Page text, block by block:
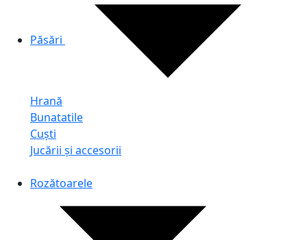
Păsări
Hrană
Bunatatile
Cuști
Jucării și accesorii
Rozătoarele